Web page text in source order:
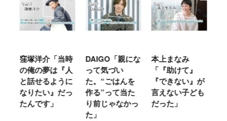
窪塚洋介「当時
の俺の夢は『人
と話せるように
なりたい』だっ
たんです」
DAIGO「親にな
って気づい
た。“ごはんを
作る”って当た
り前じゃなかっ
た」
本上まなみ
「『助けて』
『できない』が
言えない子ども
だった」